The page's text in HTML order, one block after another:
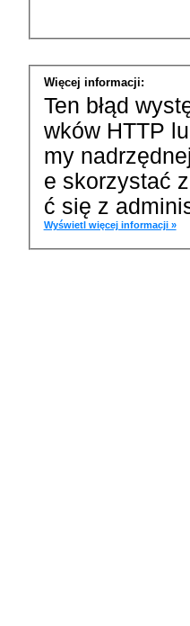
Więcej informacji:
Ten błąd
wków HTTP
my
e skorzystać
ć się z
Wyświetl więcej informacji »